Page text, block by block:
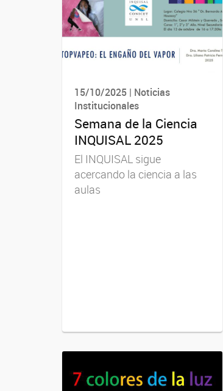
15/10/2025 | Noticias
Institucionales
Semana de la Ciencia
INQUISAL 2025
El INQUISAL sigue
acercando la ciencia a las
aulas